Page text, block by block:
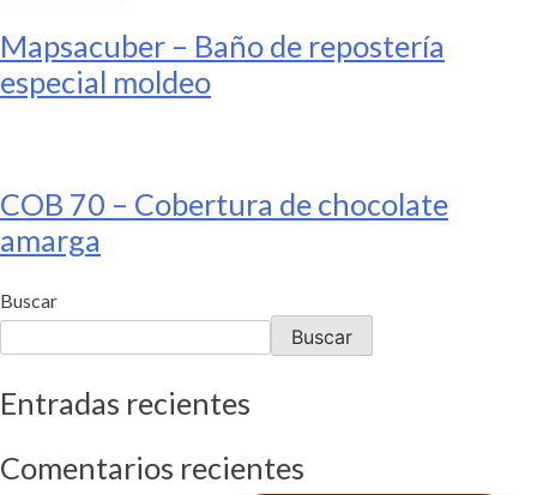
Mapsacuber – Baño de repostería
especial moldeo
COB 70 – Cobertura de chocolate
amarga
Buscar
Buscar
Entradas recientes
Comentarios recientes